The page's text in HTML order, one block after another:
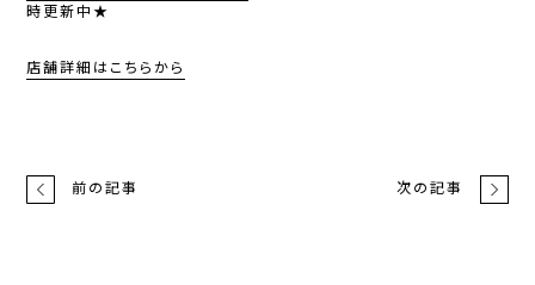
時更新中★
店舗詳細はこちらから
前の記事 次の記事